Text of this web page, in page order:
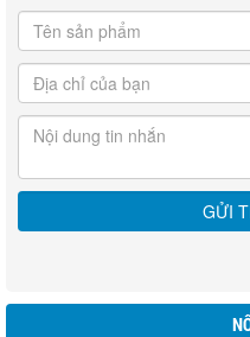
BÁN NHANH NHÀ HXH - 6
.